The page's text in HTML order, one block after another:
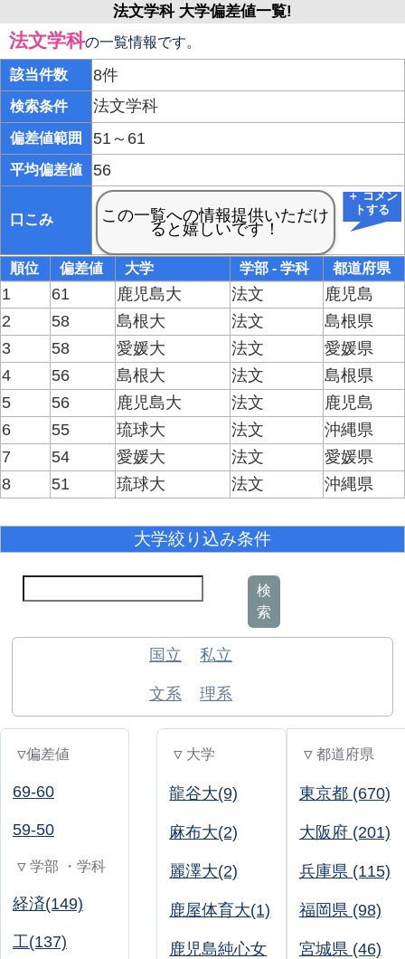
法文学科 大学偏差値一覧!
法文学科の一覧情報です。
該当件数 8件
検索条件 法文学科
偏差値範囲 51～61
平均偏差値 56
口こみ
＋ コメン
トする
順位 偏差値 大学 学部 - 学科 都道府県
1 61 鹿児島大 法文
鹿児島
2
58 島根大 法文
島根県
3
58 愛媛大 法文
愛媛県
4
56 島根大 法文
島根県
5
56 鹿児島大 法文
鹿児島
6
55 琉球大 法文
沖縄県
7
54 愛媛大 法文
愛媛県
8
51 琉球大 法文 沖縄県
大学絞り込み条件
検
索
国立 私立
文系 理系
▽偏差値
69-60
59-50
▽ 学部 ・学科
経済(149)
工(137)
▽ 大学
龍谷大(9)
麻布大(2)
麗澤大(2)
鹿屋体育大(1)
鹿児島純心女
▽ 都道府県
東京都 (670)
大阪府 (201)
兵庫県 (115)
福岡県 (98)
宮城県 (46)